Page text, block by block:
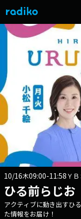
10/16木09:00-11:58Ｙ
ひる前らじ
アクティブに動き出すひ
た情報をお届け！